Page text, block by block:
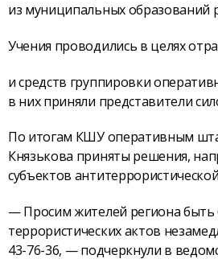
из муниципальных образований
Учения проводились в целях
и средств группировки
в них приняли представители
По итогам КШУ оперативным
Князькова приняты решения,
субъектов
— Просим жителей региона быть
террористических актов
43-76-36, — подчеркнули в